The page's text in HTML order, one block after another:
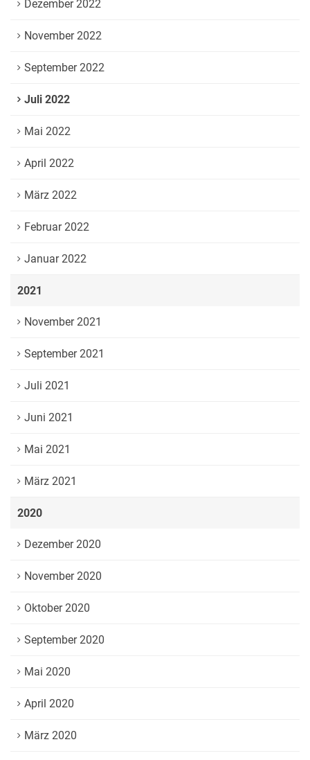
Dezember 2022
November 2022
September 2022
Juli 2022
Mai 2022
April 2022
März 2022
Februar 2022
Januar 2022
2021
November 2021
September 2021
Juli 2021
Juni 2021
Mai 2021
März 2021
2020
Dezember 2020
November 2020
Oktober 2020
September 2020
Mai 2020
April 2020
März 2020